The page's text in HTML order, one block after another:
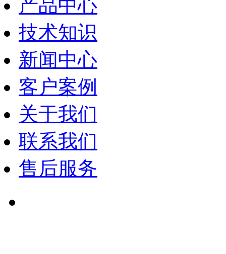
产品中心
技术知识
新闻中心
客户案例
关于我们
联系我们
售后服务